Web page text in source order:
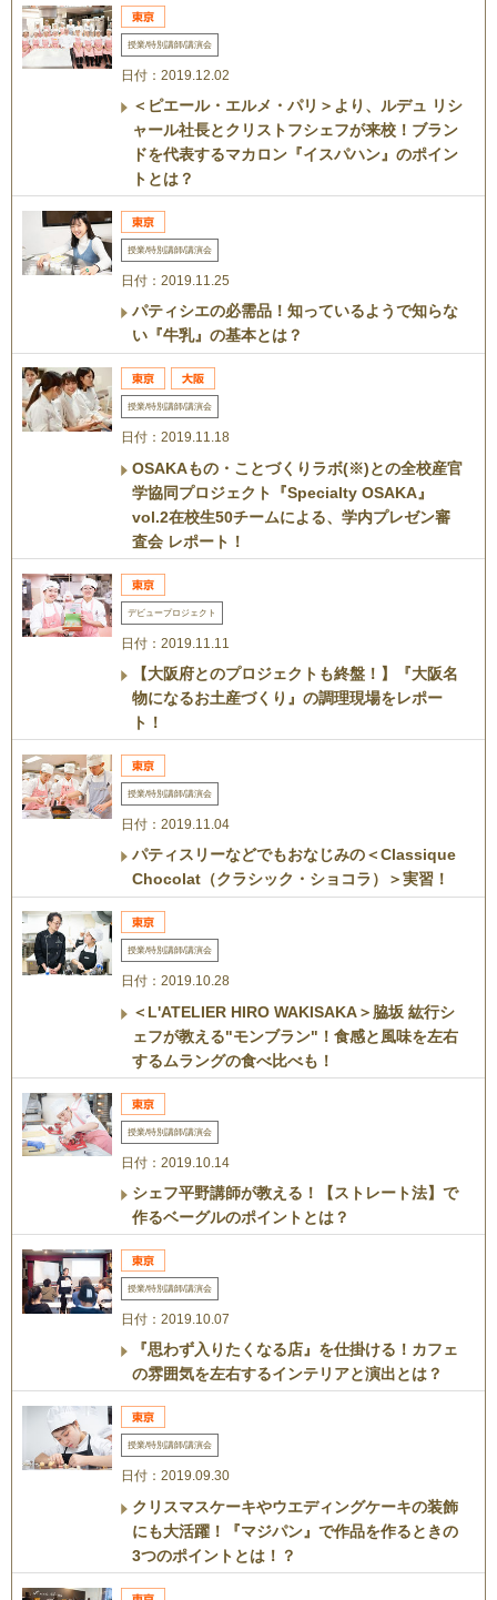
授業/特別講師/講演会
日付：2019.12.02
＜ピエール・エルメ・パリ＞より、ルデュ リシ
ャール社長とクリストフシェフが来校！ブラン
ドを代表するマカロン『イスパハン』のポイン
トとは？
授業/特別講師/講演会
日付：2019.11.25
パティシエの必需品！知っているようで知らな
い『牛乳』の基本とは？
授業/特別講師/講演会
日付：2019.11.18
OSAKAもの・ことづくりラボ(※)との全校産官
学協同プロジェクト『Specialty OSAKA』
vol.2在校生50チームによる、学内プレゼン審
査会 レポート！
デビュープロジェクト
日付：2019.11.11
【大阪府とのプロジェクトも終盤！】『大阪名
物になるお土産づくり』の調理現場をレポー
ト！
授業/特別講師/講演会
日付：2019.11.04
パティスリーなどでもおなじみの＜Classique
Chocolat（クラシック・ショコラ）＞実習！
授業/特別講師/講演会
日付：2019.10.28
＜L'ATELIER HIRO WAKISAKA＞脇坂 紘行シ
ェフが教える"モンブラン"！食感と風味を左右
するムラングの食べ比べも！
授業/特別講師/講演会
日付：2019.10.14
シェフ平野講師が教える！【ストレート法】で
作るベーグルのポイントとは？
授業/特別講師/講演会
日付：2019.10.07
『思わず入りたくなる店』を仕掛ける！カフェ
の雰囲気を左右するインテリアと演出とは？
授業/特別講師/講演会
日付：2019.09.30
クリスマスケーキやウエディングケーキの装飾
にも大活躍！『マジパン』で作品を作るときの
3つのポイントとは！？